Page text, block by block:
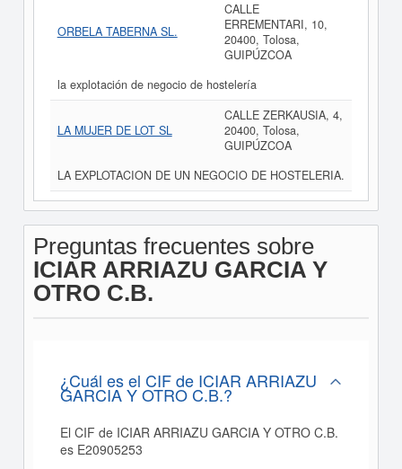
ORBELA TABERNA SL.
CALLE
ERREMENTARI, 10,
20400, Tolosa,
GUIPÚZCOA
la explotación de negocio de hostelería
LA MUJER DE LOT SL
CALLE ZERKAUSIA, 4,
20400, Tolosa,
GUIPÚZCOA
LA EXPLOTACION DE UN NEGOCIO DE HOSTELERIA.
Preguntas frecuentes sobre
ICIAR ARRIAZU GARCIA Y
OTRO C.B.
¿Cuál es el CIF de ICIAR ARRIAZU
GARCIA Y OTRO C.B.?
El CIF de ICIAR ARRIAZU GARCIA Y OTRO C.B.
es E20905253